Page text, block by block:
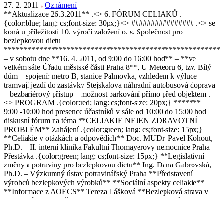
27. 2. 2011
Oznámení
**Aktualizace 26.3.2011** .<> 6. FÓRUM CELIAKŮ .
{color:blue; lang: cs;font-size: 30px;}<> ################ .<> se
koná u příležitosti 10. výročí založení o. s. Společnost pro
bezlepkovou dietu
– v sobotu dne **16. 4. 2011, od 9:00 do 16:00 hod** – **ve
velkém sále Úřadu městské části Praha 8**, U Meteoru 6, tzv. Bílý
dům – spojení: metro B, stanice Palmovka, vzhledem k výluce
tramvají jezdí do zastávky Stejskalova náhradní autobusová doprava
– bezbariérový přístup – možnost parkování přímo před objektem .
<> PROGRAM .{color:red; lang: cs;font-size: 20px;} *******
9:00 -10:00 hod presence účastníků v sále od 10:00 do 15:00 hod
diskusní fórum na téma **CELIAKIE NEJEN ZDRAVOTNÍ
PROBLÉM** Zahájení .{color:green; lang: cs;font-size: 15px;}
**Celiakie v otázkách a odpovědích** Doc. MUDr. Pavel Kohout,
Ph.D. – II. interní klinika Fakultní Thomayerovy nemocnice Praha
Přestávka .{color:green; lang: cs;font-size: 15px;} **Legislativní
změny a potraviny pro bezlepkovou dietu** Ing. Dana Gabrovská,
Ph.D. – Výzkumný ústav potravinářský Praha **Představení
výrobců bezlepkových výrobků** **Sociální aspekty celiakie**
**Informace z AOECS** Tereza Lášková **Bezlepková strava v